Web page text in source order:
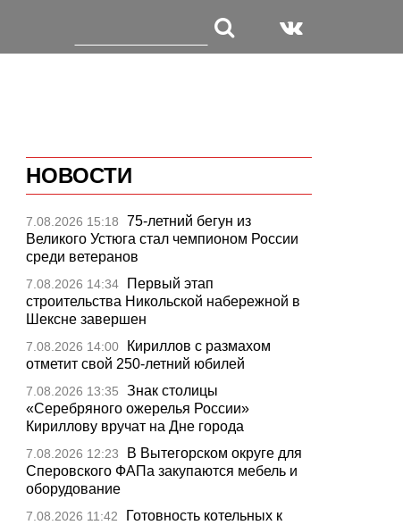
НОВОСТИ
7.08.2026 15:18
75-летний бегун из
Великого Устюга стал чемпионом России
среди ветеранов
7.08.2026 14:34
Первый этап
строительства Никольской набережной в
Шексне завершен
7.08.2026 14:00
Кириллов с размахом
отметит свой 250-летний юбилей
7.08.2026 13:35
Знак столицы
«Серебряного ожерелья России»
Кириллову вручат на Дне города
7.08.2026 12:23
В Вытегорском округе для
Сперовского ФАПа закупаются мебель и
оборудование
7.08.2026 11:42
Готовность котельных к